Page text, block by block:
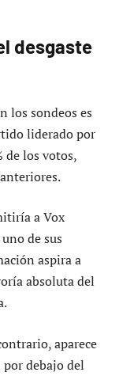
desgaste
los sondeos es
liderado por
de los votos,
a Vox
de sus
aspira a
absoluta del
aparece
debajo del